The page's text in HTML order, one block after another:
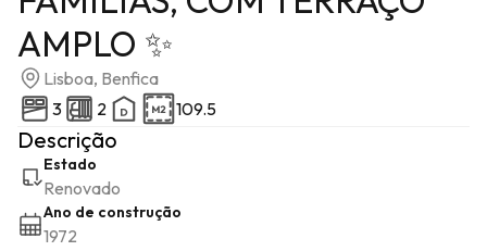
AMPLO ✨
Lisboa, Benfica
3
2 109.5
Descrição
Estado
Renovado
Ano de construção
1972